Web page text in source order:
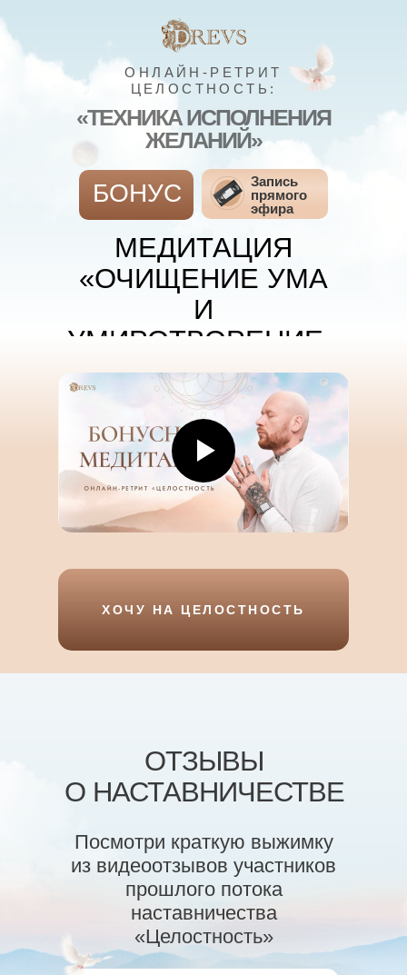
ОНЛАЙН-РЕТРИТ
ЦЕЛОСТНОСТЬ:
«ТЕХНИКА ИСПОЛНЕНИЯ
ЖЕЛАНИЙ»
МЕДИТАЦИЯ
«ОЧИЩЕНИЕ УМА
И
УМИРОТВОРЕНИЕ»
БОНУС
Запись
прямого
эфира
ХОЧУ НА ЦЕЛОСТНОСТЬ
ОТЗЫВЫ
О НАСТАВНИЧЕСТВЕ
Посмотри краткую выжимку
из видеоотзывов участников
прошлого потока
наставничества
«Целостность»